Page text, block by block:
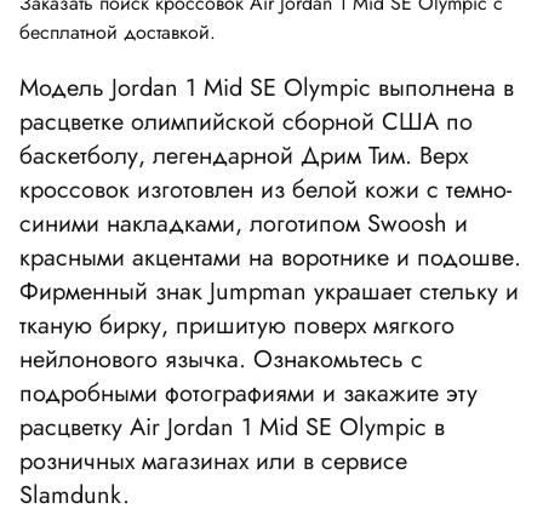
бесплатной доставкой.
Модель Jordan 1 Mid SE Olympic выполнена в
расцветке олимпийской сборной США по
баскетболу, легендарной Дрим Тим. Верх
кроссовок изготовлен ​​из белой кожи с темно-
синими накладками, логотипом Swoosh и
красными акцентами на воротнике и подошве.
Фирменный знак Jumpman украшает стельку и
тканую бирку, пришитую поверх мягкого
нейлонового язычка. Ознакомьтесь с
подробными фотографиями и закажите эту
расцветку Air Jordan 1 Mid SE Olympic в
розничных магазинах или в сервисе
Slamdunk.